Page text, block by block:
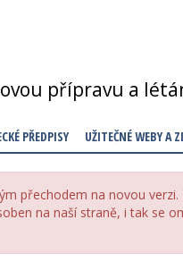
přípravu a
PŘEDPISY UŽITEČNÉ WEBY A
přechodem na novou
na naší straně, i tak se